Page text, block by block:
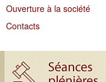
Ouverture à la société
Contacts